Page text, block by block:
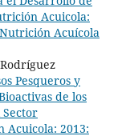
Acuicola:
Acuícola
Pesqueros y
de los
Acuicola: 2013: